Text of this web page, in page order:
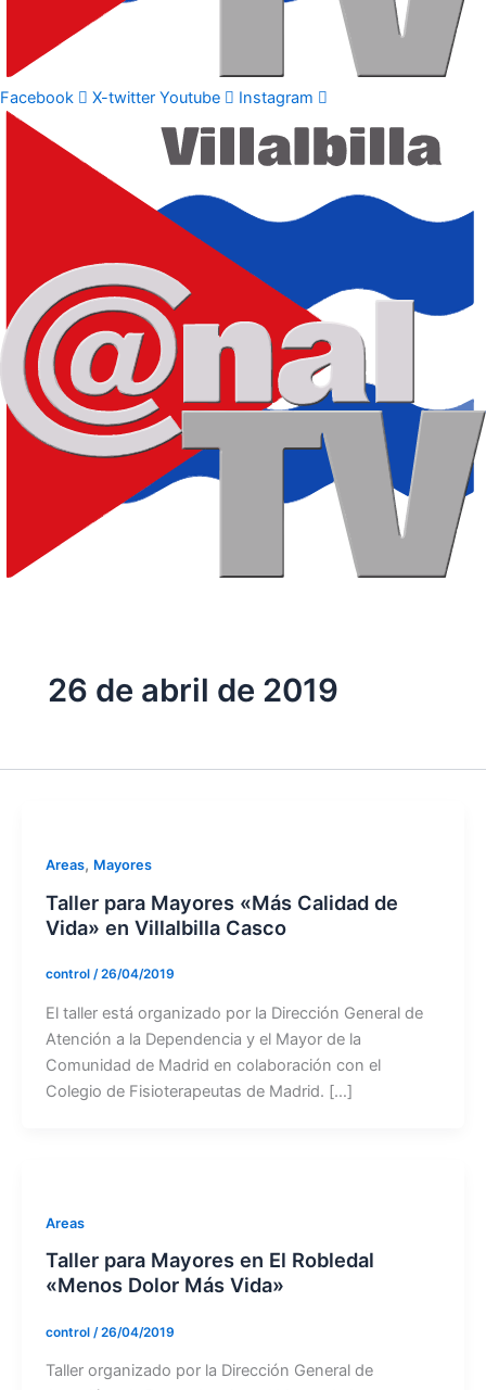
Facebook X-twitter Youtube Instagram
26 de abril de 2019
Areas, Mayores
Taller para Mayores «Más Calidad de
Vida» en Villalbilla Casco
control /26/04/2019
El taller está organizado por la Dirección General de
Atención a la Dependencia y el Mayor de la
Comunidad de Madrid en colaboración con el
Colegio de Fisioterapeutas de Madrid. […]
Areas
Taller para Mayores en El Robledal
«Menos Dolor Más Vida»
control /26/04/2019
Taller organizado por la Dirección General de